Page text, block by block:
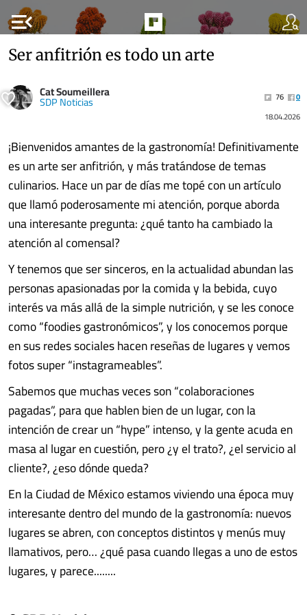
menu_open
Ser anfitrión es todo un arte
Cat Soumeillera
SDP Noticias 76
0
18.04.2026
¡Bienvenidos amantes de la gastronomía! Definitivamente
es un arte ser anfitrión, y más tratándose de temas
culinarios. Hace un par de días me topé con un artículo
que llamó poderosamente mi atención, porque aborda
una interesante pregunta: ¿qué tanto ha cambiado la
atención al comensal?
Y tenemos que ser sinceros, en la actualidad abundan las
personas apasionadas por la comida y la bebida, cuyo
interés va más allá de la simple nutrición, y se les conoce
como “foodies gastronómicos”, y los conocemos porque
en sus redes sociales hacen reseñas de lugares y vemos
fotos super “instagrameables”.
Sabemos que muchas veces son “colaboraciones
pagadas”, para que hablen bien de un lugar, con la
intención de crear un “hype” intenso, y la gente acuda en
masa al lugar en cuestión, pero ¿y el trato?, ¿el servicio al
cliente?, ¿eso dónde queda?
En la Ciudad de México estamos viviendo una época muy
interesante dentro del mundo de la gastronomía: nuevos
lugares se abren, con conceptos distintos y menús muy
llamativos, pero… ¿qué pasa cuando llegas a uno de estos
lugares, y parece........